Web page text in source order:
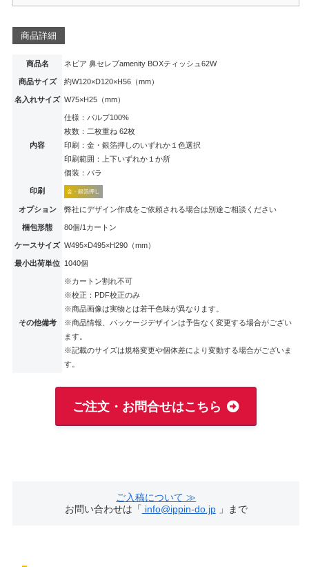
商品詳細
商品名 ネピア 鼻セレブamenity BOXティッシュ62W
商品サイズ 約W120×D120×H56（mm）
名入れサイズ W75×H25（mm）
内容
仕様：パルプ100%
枚数：二枚重ね 62枚
印刷：金・銀箔押しのいずれか１色選択
印刷範囲：上下いずれか１か所
個装：バラ
印刷 金・銀箔押し
オプション 弊社にデザイン作成をご依頼される場合は別途ご相談ください
梱包形態 80個/1カートン
ケースサイズ W495×D495×H290（mm）
最小出荷単位 1040個
その他備考
※カートン割れ不可
※校正：PDF校正のみ
※商品画像は実物とは若干色味が異なります。
※商品情報、パッケージデザインは予告なく変更する場合がござい
ます。
※記載のサイズは規格変更や個体差により変動する場合がございま
す。
ご注文・お問合せはこちら
ご入稿について ≫
お問い合わせは「
info@ippin-do.jp」まで